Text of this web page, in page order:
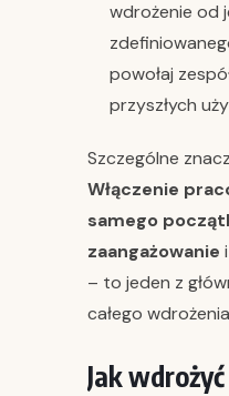
wdrożenie od
powołaj
przyszłych
Szczególne
Włączenie
samego
zaangażowanie
– to jeden z
całego
Jak